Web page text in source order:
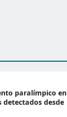
paralímpico en
detectados desde